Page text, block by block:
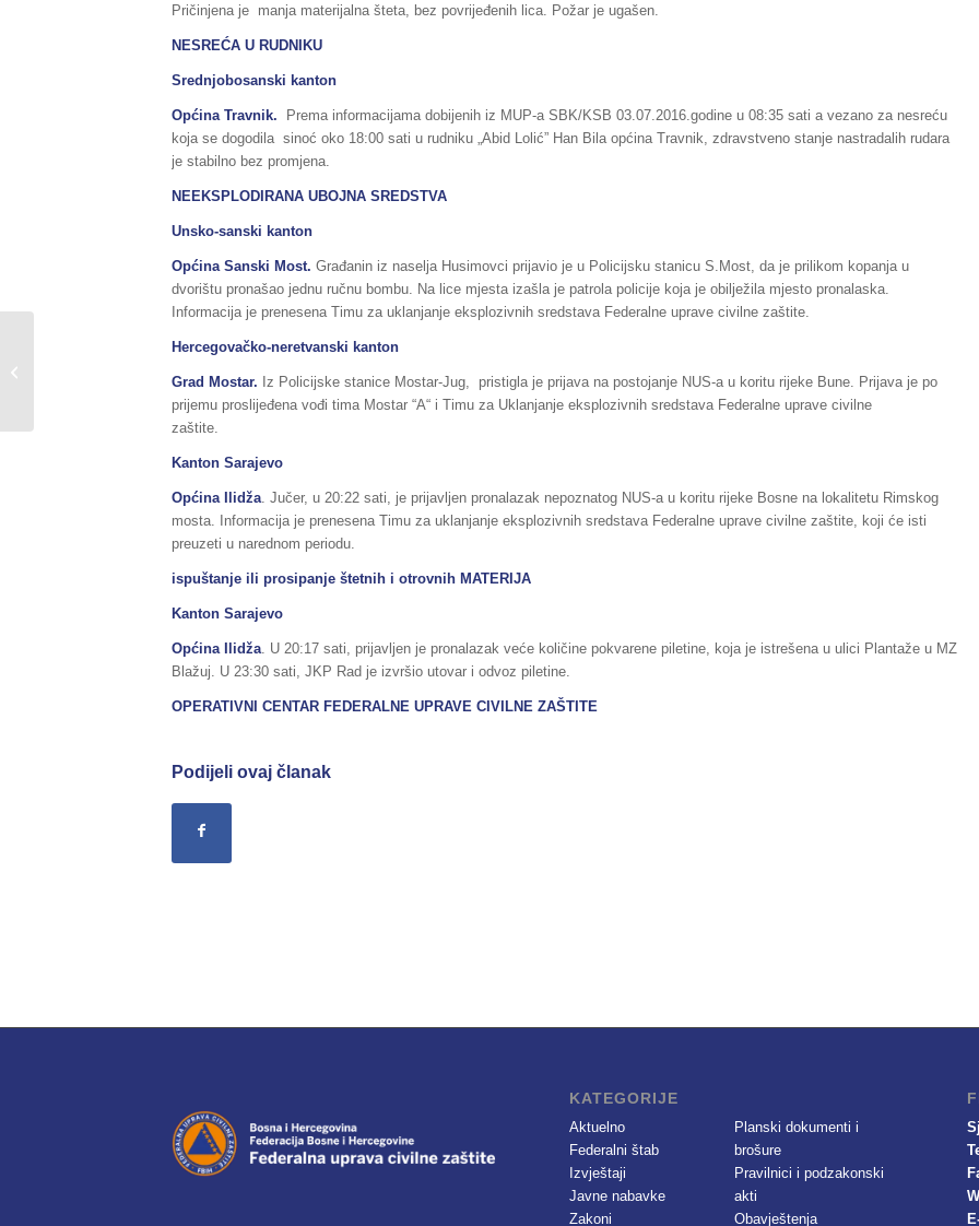
Pričinjena je manja materijalna šteta, bez povrijeđenih lica. Požar je ugašen.
NESREĆA U RUDNIKU
Srednjobosanski kanton
Općina Travnik. Prema informacijama dobijenih iz MUP-a SBK/KSB 03.07.2016.godine u 08:35 sati a vezano za nesreću
koja se dogodila sinoć oko 18:00 sati u rudniku „Abid Lolić” Han Bila općina Travnik, zdravstveno stanje nastradalih rudara
je stabilno bez promjena.
NEEKSPLODIRANA UBOJNA SREDSTVA
Unsko-sanski kanton
Općina Sanski Most. Građanin iz naselja Husimovci prijavio je u Policijsku stanicu S.Most, da je prilikom kopanja u
dvorištu pronašao jednu ručnu bombu. Na lice mjesta izašla je patrola policije koja je obilježila mjesto pronalaska.
Informacija je prenesena Timu za uklanjanje eksplozivnih sredstava Federalne uprave civilne zaštite.
Hercegovačko-neretvanski kanton
Grad Mostar. Iz Policijske stanice Mostar-Jug, pristigla je prijava na postojanje NUS-a u koritu rijeke Bune. Prijava je po
prijemu proslijeđena vođi tima Mostar “A“ i Timu za Uklanjanje eksplozivnih sredstava Federalne uprave civilne
zaštite.
Kanton Sarajevo
Općina Ilidža . Jučer, u 20:22 sati, je prijavljen pronalazak nepoznatog NUS-a u koritu rijeke Bosne na lokalitetu Rimskog
mosta. Informacija je prenesena Timu za uklanjanje eksplozivnih sredstava Federalne uprave civilne zaštite, koji će isti
preuzeti u narednom periodu.
ispuštanje ili prosipanje štetnih i otrovnih MATERIJA
Kanton Sarajevo
Općina Ilidža. U 20:17 sati, prijavljen je pronalazak veće količine pokvarene piletine, koja je istrešena u ulici Plantaže u MZ
Blažuj. U 23:30 sati, JKP Rad je izvršio utovar i odvoz piletine.
OPERATIVNI CENTAR FEDERALNE UPRAVE CIVILNE ZAŠTITE
Podijeli ovaj članak
KATEGORIJE
Aktuelno
Federalni štab
Izvještaji
Javne nabavke
Zakoni
Planski dokumenti i
brošure
Pravilnici i podzakonski
akti
Obavještenja
Sažetak Redovnog izvještaja o stanju